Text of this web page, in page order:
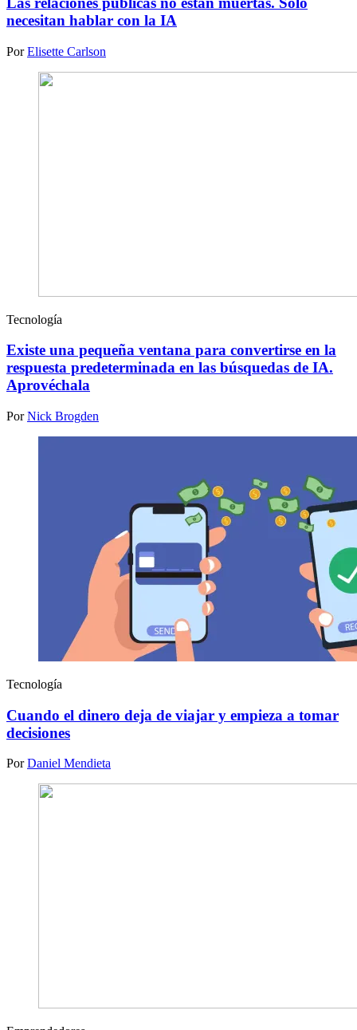
necesitan hablar con la IA
PorElisette Carlson
Tecnología
Existe una pequeña ventana para convertirse en la
respuesta predeterminada en las búsquedas de IA.
Aprovéchala
PorNick Brogden
Tecnología
Cuando el dinero deja de viajar y empieza a tomar
decisiones
PorDaniel Mendieta